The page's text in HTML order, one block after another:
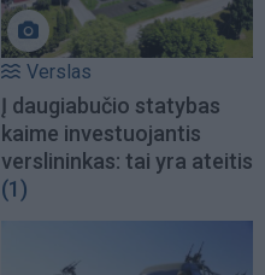
Verslas
Į daugiabučio statybas
kaime investuojantis
verslininkas: tai yra ateitis
(1)